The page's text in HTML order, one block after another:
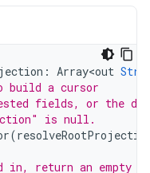
: Array<out
build a cursor
fields, or the
is null.
(
return an empty